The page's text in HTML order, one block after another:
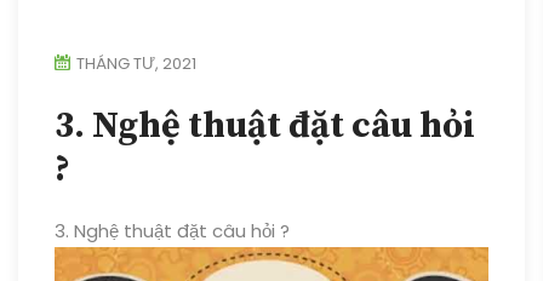
THÁNG TƯ, 2021
3. Nghệ thuật đặt câu hỏi
?
3. Nghệ thuật đặt câu hỏi ?